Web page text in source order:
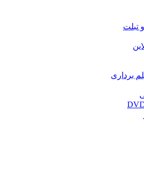
تبلت
برداری